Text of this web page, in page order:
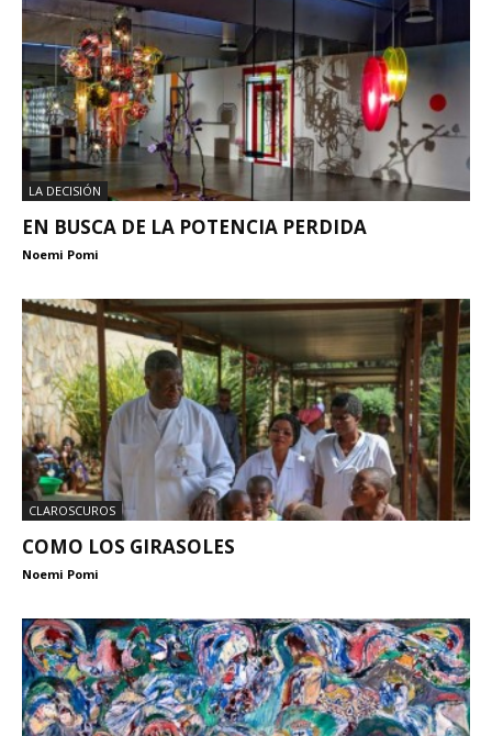
LA DECISIÓN
EN BUSCA DE LA POTENCIA PERDIDA
Noemi Pomi
CLAROSCUROS
COMO LOS GIRASOLES
Noemi Pomi